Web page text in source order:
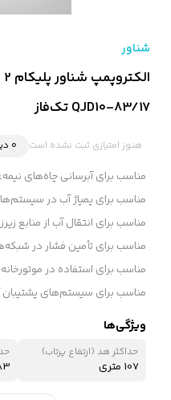
شناور
QJD10-83/17 تک‌فاز
هنوز امتیازی ثبت نشده است 0 دیدگاه
مناسب برای آبرسانی چاه‌های
مناسب برای پمپاژ آب در
مناسب برای انتقال آب از منابع
مناسب برای تأمین فشار در
مناسب برای استفاده در
مناسب برای سیستم‌های پشتیبان
ویژگی‌ها
حداکثر هد (ارتفاع پرتاب)
107 متری 183